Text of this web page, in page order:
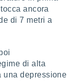
ancora
di 7 metri a
di alta
una depressione